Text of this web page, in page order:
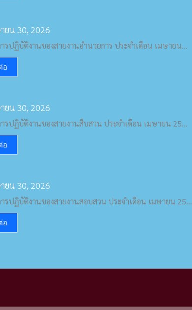
ยน 30, 2026
รปฏิบัติงานของสายงานอำนวยการ ประจำเดือน เมษายน...
อ
ยน 30, 2026
รปฏิบัติงานของสายงานสืบสวน ประจำเดือน เมษายน 25...
อ
ยน 30, 2026
รปฏิบัติงานของสายงานสอบสวน ประจำเดือน เมษายน 25...
อ